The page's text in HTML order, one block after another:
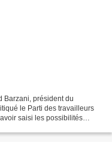
Barzani, président du
le Parti des travailleurs
saisi les possibilités